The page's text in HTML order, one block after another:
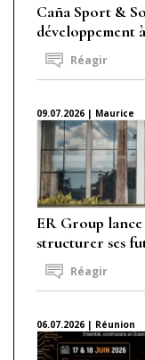
Caña Sport &
développement
Réagir
09.07.2026 | Maurice
ER Group
structurer ses
Réagir
06.07.2026 | Réunion